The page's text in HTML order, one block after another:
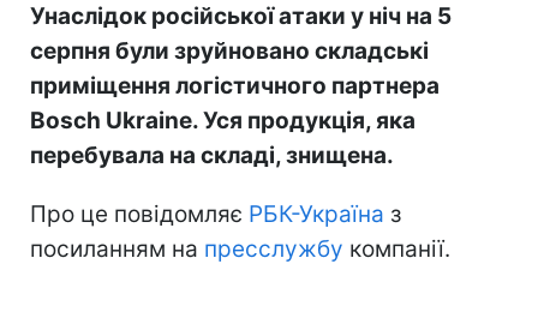
Унаслідок російської атаки у ніч на 5
серпня були зруйновано складські
приміщення логістичного партнера
Bosch Ukraine. Уся продукція, яка
перебувала на складі, знищена.
Про це повідомляє РБК-Україна з
посиланням на пресслужбу компанії.